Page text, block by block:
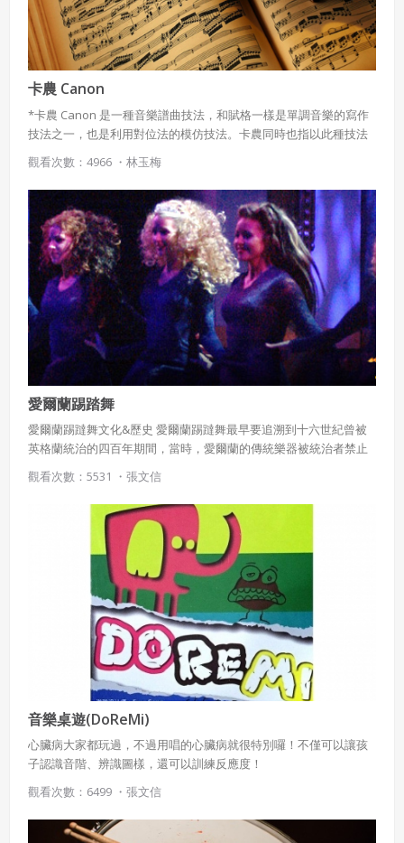
舞鈴的世界，這是一場你絕對不能錯過的演出。
卡農 Canon
*卡農 Canon 是一種音樂譜曲技法，和賦格一樣是單調音樂的寫作
技法之一，也是利用對位法的模仿技法。卡農同時也指以此種技法
不同高度的聲部依一定間隔進入，造成一種此起彼伏，連綿不斷的
效果，輪唱也是一種卡農。在卡農中，最先出現的旋律是導句，以
後模仿的是答句。 *根據各聲部高度不同的音程差，可分為同度卡
農，五度卡農，四度卡農等；根據間隔的時間長短，可分為一小節
卡農，兩小節卡農等；此外還有伴奏卡農，轉位卡農，逆行卡農，
反行卡農，搖滾卡農等各種手法。
觀看次數：4966 ・ 林玉梅
愛爾蘭踢踏舞
愛爾蘭踢躂舞文化&歷史 愛爾蘭踢躂舞最早要追溯到十六世紀曾被
英格蘭統治的四百年期間，當時，愛爾蘭的傳統樂器被統治者禁止
彈奏，因此許多愛爾蘭的家庭，都由父母以手腳打著拍子， 以嘴模
擬樂器聲音，用類似爵士口技手法代代傳授傳統音樂及舞蹈。 在統
治期間，為了不讓巡查的英格蘭軍隊隔窗發現愛爾蘭人的節慶聚
會，發展了上半身不動而以透過下半身的足部舞蹈來紓解民族情
觀看次數：5531 ・ 張文信
音樂桌遊(DoReMi)
心臟病大家都玩過，不過用唱的心臟病就很特別囉！不僅可以讓孩
子認識音階、辨識圖樣，還可以訓練反應度！
觀看次數：6499 ・ 張文信